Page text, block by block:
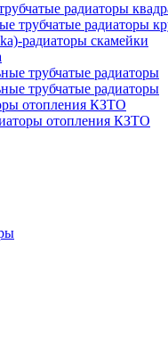
радиаторы
трубчатые радиаторы
радиаторы скамейки
трубчатые радиаторы
трубчатые радиаторы
отопления КЗТО
отопления КЗТО